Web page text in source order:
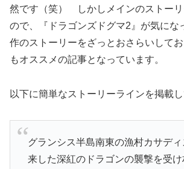
然です（笑） しかしメインのストーリ
ので、『ドラゴンズドグマ2』が気にな
作のストーリーをざっとおさらいして
もオススメの記事となっています。
以下に簡単なストーリーラインを掲載し
グランシス半島南東の漁村カサデ
来した深紅のドラゴンの襲撃を受け